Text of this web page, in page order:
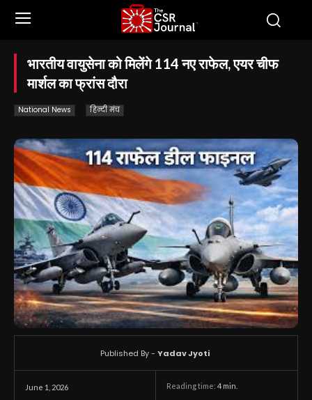
भारतीय वायुसेना को मिलेंगे 114 नए राफेल, एयर चीफ
मार्शल का फ्रांस दौरा
National News हिन्दी मंच
June 1, 2026 Reading time: 4 min.
Published By - Yadav Jyoti